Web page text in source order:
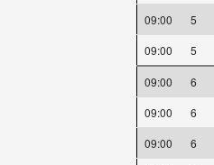
09:00
5
09:00
5
09:00 6
09:00
6
09:00
6